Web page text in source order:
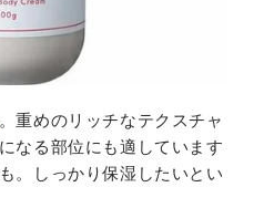
重めのリッチなテクスチャ
なる部位にも適しています
。しっかり保湿したいとい